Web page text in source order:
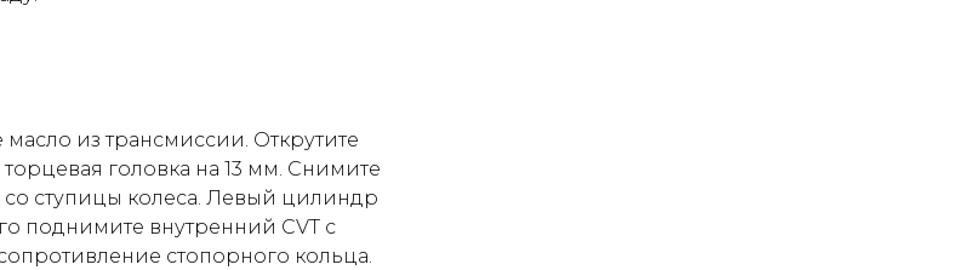
из трансмиссии. Открутите
головка на 13 мм. Снимите
ступицы колеса. Левый цилиндр
поднимите внутренний CVT с
стопорного кольца.